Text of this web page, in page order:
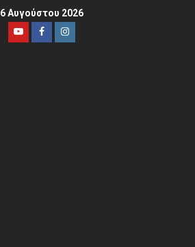
6 Αυγούστου 2026